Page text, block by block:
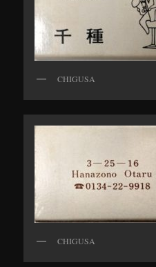
CHIGUSA
CHIGUSA